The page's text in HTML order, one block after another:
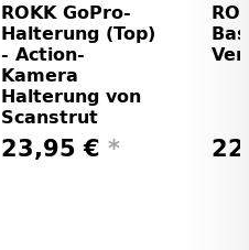
ROKK GoPro-
Halterung (Top)
- Action-
Kamera
Halterung von
Scanstrut
23,95 € *